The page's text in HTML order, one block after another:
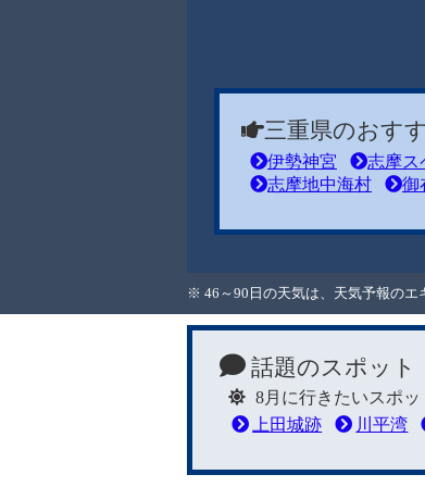
三重県のおす
伊勢神宮 志摩ス
志摩地中海村
御
※ 46～90日の天気は、天気予報のエ
話題のスポット
8月に行きたいスポッ
上田城跡
川平湾